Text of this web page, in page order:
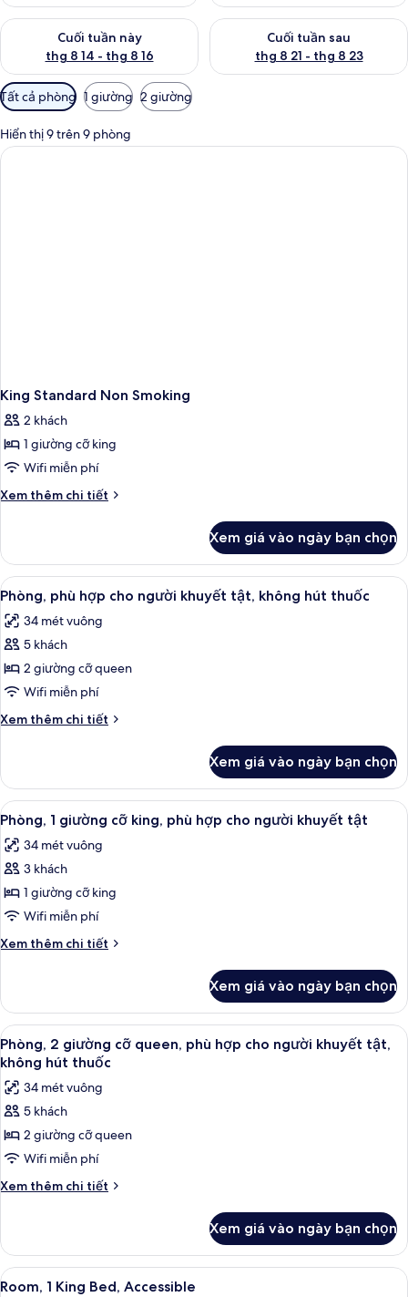
Cuối tuần này
thg 8 14 - thg 8 16
Kiểm tra lượng phòng cuối tuần này từ thg 8 14 - thg 8 16
Cuối tuần sau
thg 8 21 - thg 8 23
Kiểm tra lượng phòng cuối
Bộ
lọc
có
thể
Tất cả phòng 1 giường 2 giường
Hiển thị 9 trên 9 phòng
King Standard Non Smoking
2 khách
1 giường cỡ king
Wifi miễn phí
Xem thêm chi tiết
Chi
King
Standard
Non
Smoking
Xem giá vào ngày bạn chọn
Xem
tất
cả
ảnh
Phòng,
phù
hợp
cho
khuyết
tật,
không
hút
thuốc
Két bảo mật tại phòng, bàn, bàn ủi/
3
Phòng, phù hợp cho người khuyết tật, không hút thuốc
34 mét vuông
5 khách
2 giường cỡ queen
Wifi miễn phí
Xem thêm chi tiết
Chi
Phòng,
phù
hợp
người
khuyết
không
hút
Xem giá vào ngày bạn chọn
Xem
tất
cả
ảnh
Phòng,
1
giường
cỡ
phù
hợp
cho
người
khuyết
tật
Phòng, 1 giường cỡ king, phù hợp
2
Phòng, 1 giường cỡ king, phù hợp cho người khuyết tật
34 mét vuông
3 khách
1 giường cỡ king
Wifi miễn phí
Xem thêm chi tiết
Chi
Phòng,
giường
cỡ
phù
hợp
người
khuyết
Xem giá vào ngày bạn chọn
Xem
tất
cả
ảnh
Phòng,
2
giường
cỡ
hợp
cho
người
Két bảo mật tại phòng, bàn, bàn ủi/
3
Phòng, 2 giường cỡ queen, phù hợp cho người khuyết tật,
không hút thuốc
34 mét vuông
5 khách
2 giường cỡ queen
Wifi miễn phí
Xem thêm chi tiết
Chi
Phòng,
giường
Xem giá vào ngày bạn chọn
Xem
Két bảo mật tại phòng, bàn, bàn ủi/
1
Room, 1 King Bed, Accessible